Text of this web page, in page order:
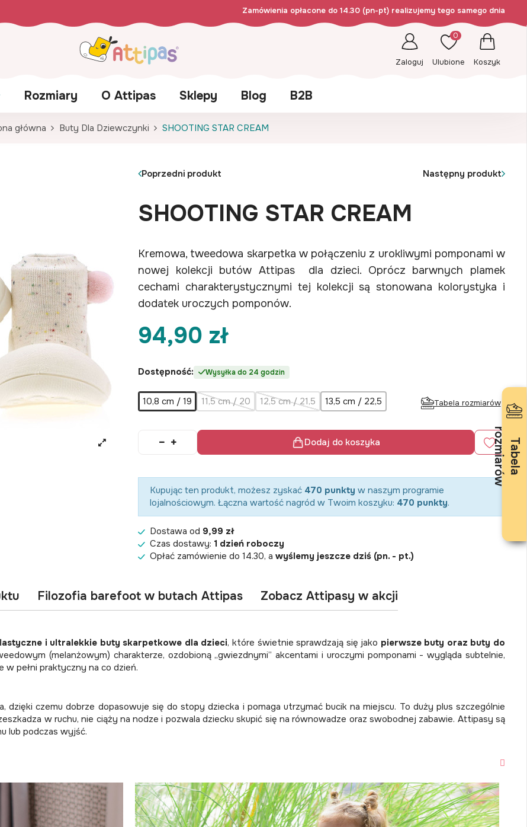
Zamówienia opłacone do 14.30 (pn-pt) realizujemy tego samego dnia
T
a
b
e
l
a
ro
z
m
i
a
r
ó
w
Zaloguj
0
Ulubione Koszyk
Rozmiary O Attipas Sklepy Blog B2B
główna Buty Dla Dziewczynki SHOOTING STAR CREAM
Poprzedni produkt Następny produkt
SHOOTING STAR CREAM
Kremowa, tweedowa skarpetka w połączeniu z urokliwymi pomponami w
nowej kolekcji butów Attipas dla dzieci. Oprócz barwnych plamek
cechami charakterystycznymi tej kolekcji są stonowana kolorystyka i
dodatek uroczych pomponów.
94,90 zł
Dostępność: Wysyłka do 24 godzin
10,8 cm / 19 11,5 cm / 20 12,5 cm / 21,5 13,5 cm / 22,5 Tabela rozmiarów
Dodaj do koszyka
Kupując ten produkt, możesz zyskać 470 punkty w naszym programie
lojalnościowym. Łączna wartość nagród w Twoim koszyku: 470 punkty.
Dostawa od 9,99 zł
Czas dostawy: 1 dzień roboczy
Opłać zamówienie do 14.30, a wyślemy jeszcze dziś (pn. - pt.)
Filozofia barefoot w butach Attipas Zobacz Attipasy w akcji
i ultralekkie buty skarpetkowe dla dzieci, które świetnie sprawdzają się jako pierwsze buty oraz buty do
(melanżowym) charakterze, ozdobioną „gwiezdnymi” akcentami i uroczymi pomponami - wygląda subtelnie,
w pełni praktyczny na co dzień.
czemu dobrze dopasowuje się do stopy dziecka i pomaga utrzymać bucik na miejscu. To duży plus szczególnie
w ruchu, nie ciąży na nodze i pozwala dziecku skupić się na równowadze oraz swobodnej zabawie. Attipasy są
lub podczas wyjść.